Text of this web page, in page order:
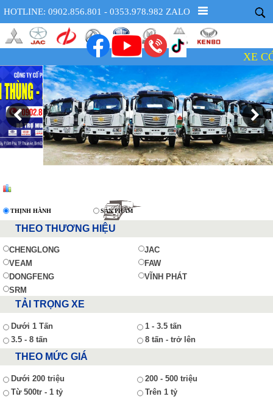
HOTLINE: 0902.856.801 - 0353.978.982 ZALO
XE CÓ
THỊNH HÀNH SẢN PHẨM
THEO THƯƠNG HIỆU
CHENGLONG
JAC
VEAM
FAW
DONGFENG
VĨNH PHÁT
SRM
TẢI TRỌNG XE
Dưới 1 Tấn
1 - 3.5 tấn
3.5 - 8 tấn
8 tấn - trở lên
THEO MỨC GIÁ
Dưới 200 triệu
200 - 500 triệu
Từ 500tr - 1 tỷ
Trên 1 tỷ